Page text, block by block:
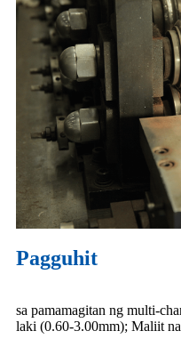
Pagguhit
sa pamamagitan ng multi-
laki (0.60-3.00mm); Maliit na